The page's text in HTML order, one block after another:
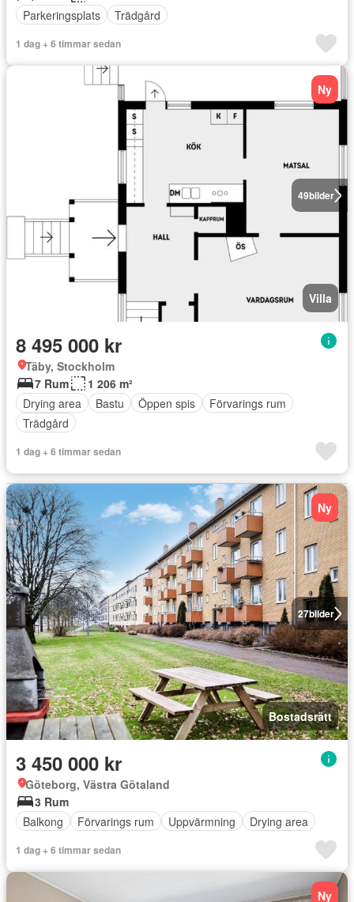
Parkeringsplats
Trädgård
1 dag + 6 timmar sedan
49bilder
Ny
Villa
8 495 000 kr
Täby, Stockholm
7 Rum
1 206 m²
Drying area
Bastu Öppen spis
Förvarings rum
Trädgård
1 dag + 6 timmar sedan
27bilder
Ny
Bostadsrätt
3 450 000 kr
Göteborg, Västra Götaland
3 Rum
Balkong
Förvarings rum Uppvärmning Drying area
1 dag + 6 timmar sedan
Ny